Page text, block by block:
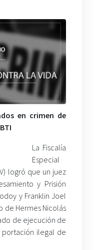
en crimen de
La Fiscalía
Especial
logró que un juez
y Prisión
y Franklin Joel
de Hermes Nicolás
de ejecución de
ilegal de